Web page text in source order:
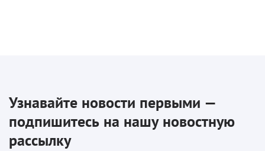
Узнавайте новости первыми —
подпишитесь на нашу новостную
рассылку